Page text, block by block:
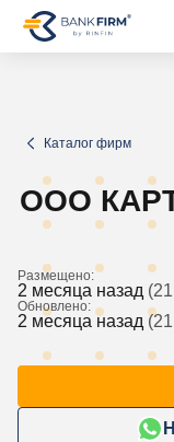
Каталог фирм
ООО
Размещено:
2 месяца назад
Обновлено:
2 месяца назад